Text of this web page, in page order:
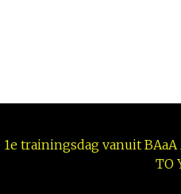
1e trainingsdag vanuit BAaA
TO